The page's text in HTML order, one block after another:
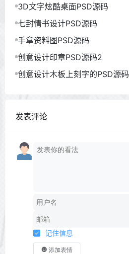
3D文字炫酷桌面PSD源码
七封情书设计PSD源码
手拿资料图PSD源码
创意设计印章PSD源码2
创意设计木板上刻字的PSD源码
发表评论
记住信息
添加表情